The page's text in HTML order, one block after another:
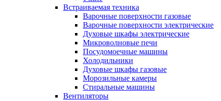
Встраиваемая техника
Варочные поверхности газовые
Варочные поверхности электрические
Духовые шкафы электрические
Микроволновые печи
Посудомоечные машины
Холодильники
Духовые шкафы газовые
Морозильные камеры
Стиральные машины
Вентиляторы